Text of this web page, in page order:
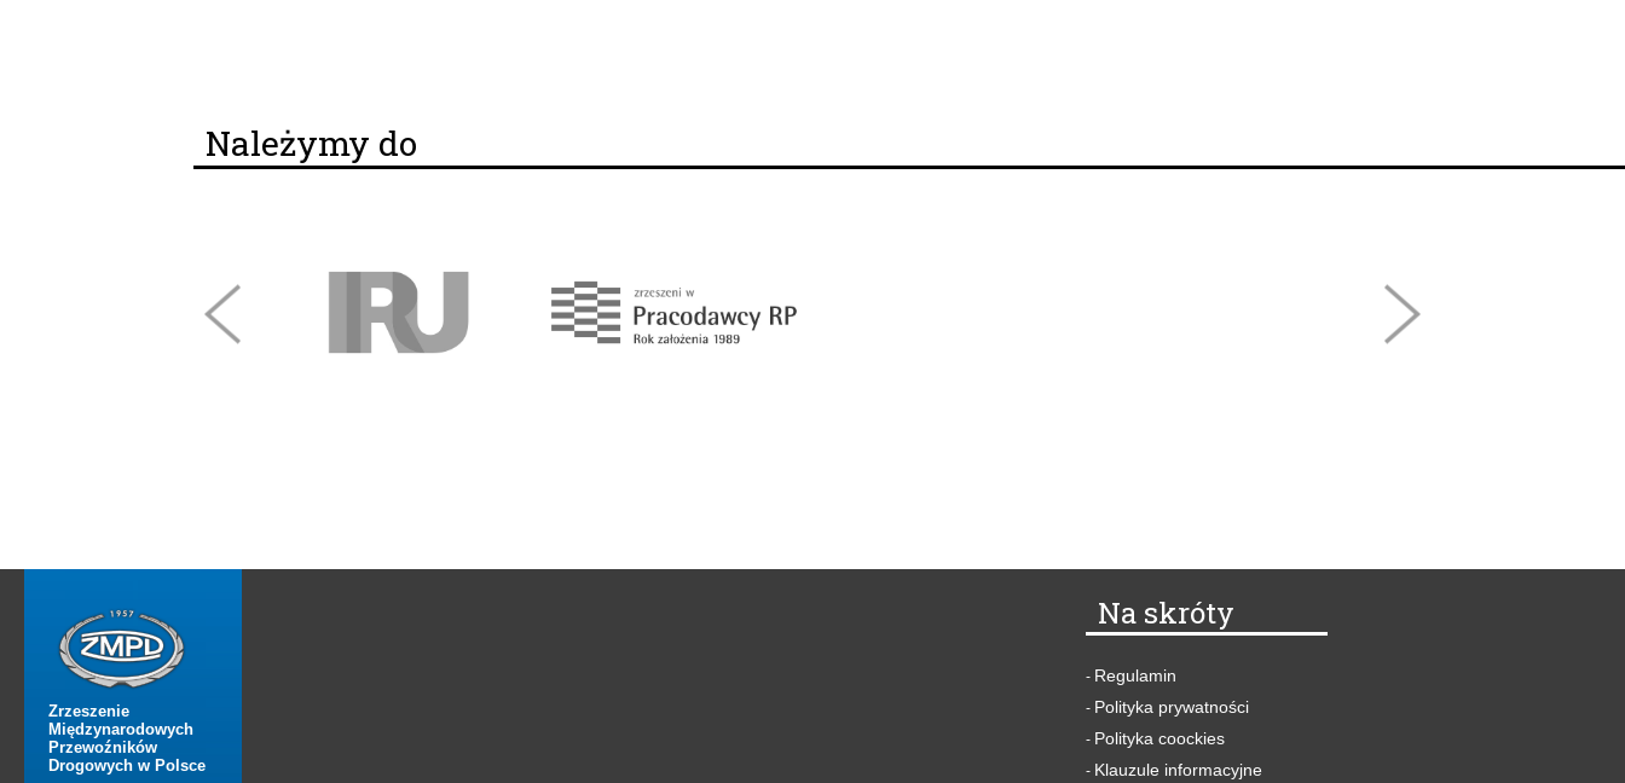
Należymy do
Zrzeszenie
Międzynarodowych
Przewoźników
Drogowych w Polsce
Na skróty
- Regulamin
- Polityka prywatności
- Polityka coockies
- Klauzule informacyjne